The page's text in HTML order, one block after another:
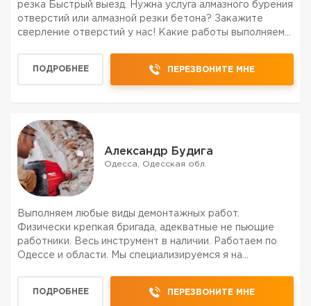
резка Быстрый выезд. Нужна услуга алмазного бурения
отверстий или алмазной резки бетона? Закажите
сверление отверстий у нас! Какие работы выполняем?
расширени...
ПОДРОБНЕЕ ПЕРЕЗВОНИТЕ МНЕ
Александр Будига
Одесса, Одесская обл.
Выполняем любые виды демонтажных работ.
Физически крепкая бригада, адекватные не пьющие
работники. Весь инструмент в наличии. Работаем по
Одессе и области. Мы специализируемся я на
сельскохозяйственные объ...
ПОДРОБНЕЕ ПЕРЕЗВОНИТЕ МНЕ